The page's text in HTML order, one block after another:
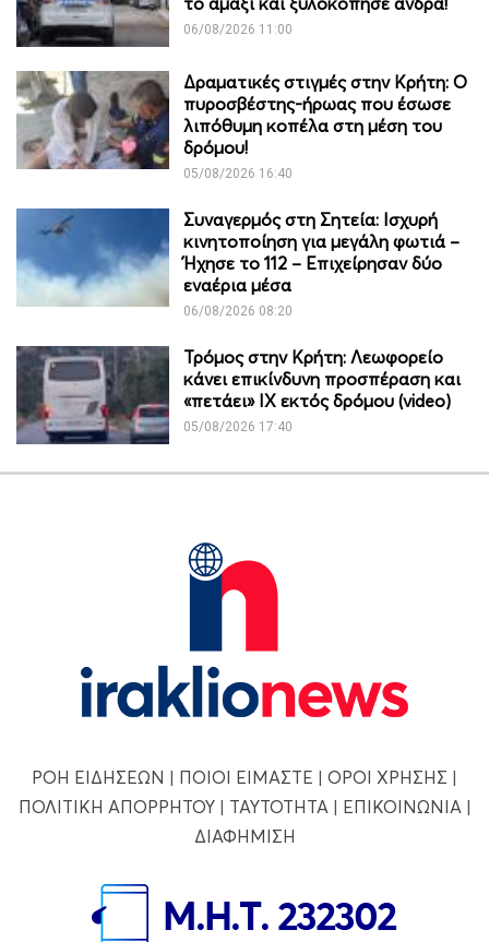
06/08/2026 11:00
Δραματικές στιγμές στην Κρήτη: Ο
πυροσβέστης-ήρωας που έσωσε
λιπόθυμη κοπέλα στη μέση του
δρόμου!
05/08/2026 16:40
Συναγερμός στη Σητεία: Ισχυρή
κινητοποίηση για μεγάλη φωτιά –
Ήχησε το 112 – Επιχείρησαν δύο
εναέρια μέσα
06/08/2026 08:20
Τρόμος στην Κρήτη: Λεωφορείο
κάνει επικίνδυνη προσπέραση και
«πετάει» ΙΧ εκτός δρόμου (video)
05/08/2026 17:40
ΡΟΗ ΕΙΔΗΣΕΩΝ | ΠΟΙΟΙ ΕΙΜΑΣΤΕ | ΟΡΟΙ ΧΡΗΣΗΣ |
ΠΟΛΙΤΙΚΗ ΑΠΟΡΡΗΤΟΥ| ΤΑΥΤΟΤΗΤΑ | ΕΠΙΚΟΙΝΩΝΙΑ |
ΔΙΑΦΗΜΙΣΗ